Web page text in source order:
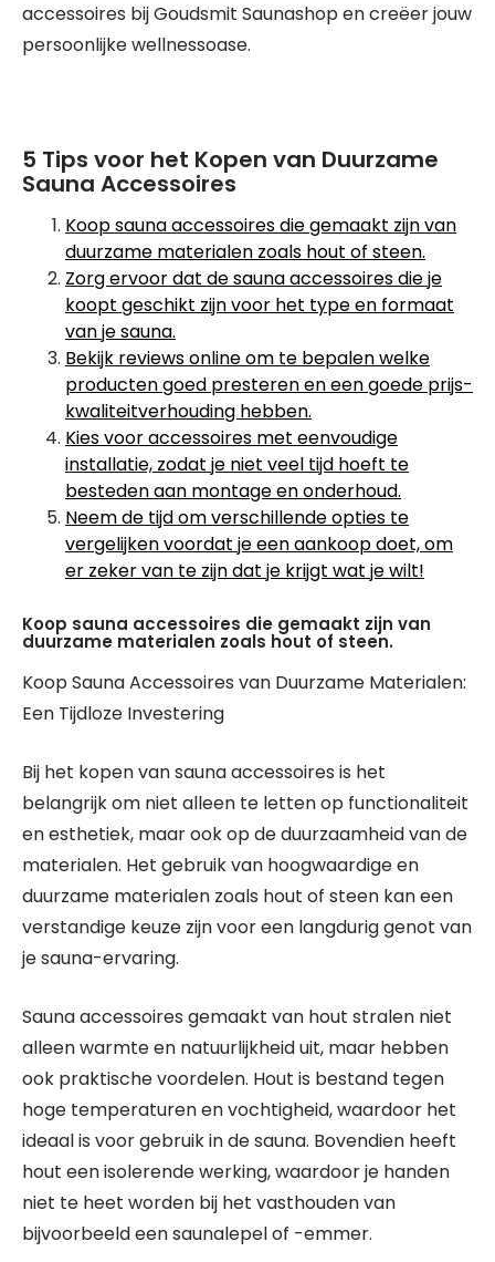
accessoires bij Goudsmit Saunashop en creëer jouw
persoonlijke wellnessoase.
5 Tips voor het Kopen van Duurzame
Sauna Accessoires
Koop sauna accessoires die gemaakt zijn van
duurzame materialen zoals hout of steen.
Zorg ervoor dat de sauna accessoires die je
koopt geschikt zijn voor het type en formaat
van je sauna.
Bekijk reviews online om te bepalen welke
producten goed presteren en een goede prijs-
kwaliteitverhouding hebben.
Kies voor accessoires met eenvoudige
installatie, zodat je niet veel tijd hoeft te
besteden aan montage en onderhoud.
Neem de tijd om verschillende opties te
vergelijken voordat je een aankoop doet, om
er zeker van te zijn dat je krijgt wat je wilt!
Koop sauna accessoires die gemaakt zijn van
duurzame materialen zoals hout of steen.
Koop Sauna Accessoires van Duurzame Materialen:
Een Tijdloze Investering
Bij het kopen van sauna accessoires is het
belangrijk om niet alleen te letten op functionaliteit
en esthetiek, maar ook op de duurzaamheid van de
materialen. Het gebruik van hoogwaardige en
duurzame materialen zoals hout of steen kan een
verstandige keuze zijn voor een langdurig genot van
je sauna-ervaring.
Sauna accessoires gemaakt van hout stralen niet
alleen warmte en natuurlijkheid uit, maar hebben
ook praktische voordelen. Hout is bestand tegen
hoge temperaturen en vochtigheid, waardoor het
ideaal is voor gebruik in de sauna. Bovendien heeft
hout een isolerende werking, waardoor je handen
niet te heet worden bij het vasthouden van
bijvoorbeeld een saunalepel of -emmer.